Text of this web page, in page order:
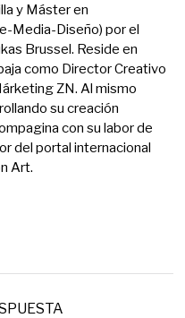
y Máster en
Media-Diseño) por el
Brussel. Reside en
como Director Creativo
ZN. Al mismo
su creación
con su labor de
del portal internacional
Art.